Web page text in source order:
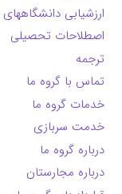
ارزشیابی
اصطلاحات تحصیلی
ترجمه
تماس با گروه ما
خدمات گروه ما
خدمت سربازی
درباره گروه ما
درباره مجارستان